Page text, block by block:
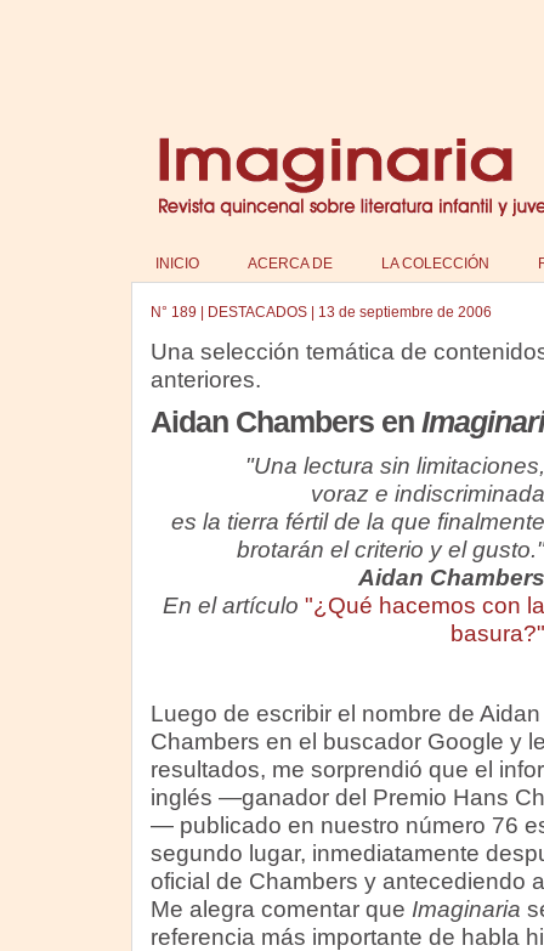
INICIO ACERCA DE LA COLECCIÓN
N° 189 DESTACADOS| 13 de septiembre de 2006
Una selección temática de
anteriores.
Aidan Chambers en
"Una lectura sin limitaciones,
voraz e indiscriminada
es la tierra fértil de la que finalmente
brotarán el criterio y el gusto."
Aidan Chambers
En el artículo "¿Qué hacemos con la
basura?"
Luego de escribir el nombre de Aidan
Chambers en el buscador Google y
resultados, me sorprendió que el
inglés —ganador del Premio Hans
— publicado en nuestro número 76
segundo lugar, inmediatamente
oficial de Chambers y antecediendo
Me alegra comentar que Imaginaria
referencia más importante de habla